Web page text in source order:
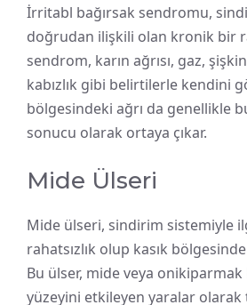
İrritabl bağırsak sendromu,
doğrudan ilişkili olan kronik bir
sendrom, karın ağrısı, gaz,
kabızlık gibi belirtilerle kendini
bölgesindeki ağrı da genellikle
sonucu olarak ortaya çıkar.
Mide Ülseri
Mide ülseri, sindirim sistemiyle
rahatsızlık olup kasık
Bu ülser, mide veya onikiparmak
yüzeyini etkileyen yaralar olarak